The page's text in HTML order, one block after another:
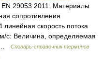
29053 2011: Материалы
сопротивления
скорость потока
с: Величина, определяемая
…
Словарь-справочник терминов